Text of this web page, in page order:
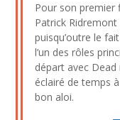
Pour son
Patrick Ridremont
puisqu’outre le
l’un des rôles
départ avec
éclairé de temps
bon aloi.